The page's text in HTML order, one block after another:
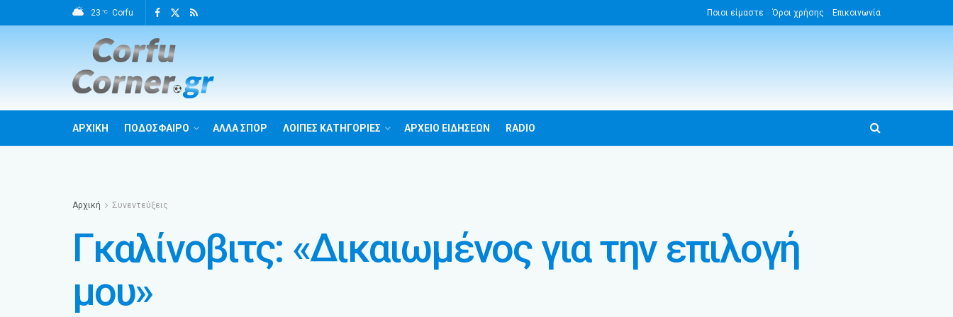
23 °C Corfu Ποιοι είμαστε Όροι χρήσης Επικοινωνία
ΑΡΧΙΚΗ ΠΟΔΟΣΦΑΙΡΟ ΑΛΛΑ ΣΠΟΡ ΛΟΙΠΕΣ ΚΑΤΗΓΟΡΙΕΣ ΑΡΧΕΙΟ ΕΙΔΗΣΕΩΝ RADIO
Αρχική Συνεντεύξεις
Γκαλίνοβιτς: «Δικαιωμένος για την επιλογή
μου»